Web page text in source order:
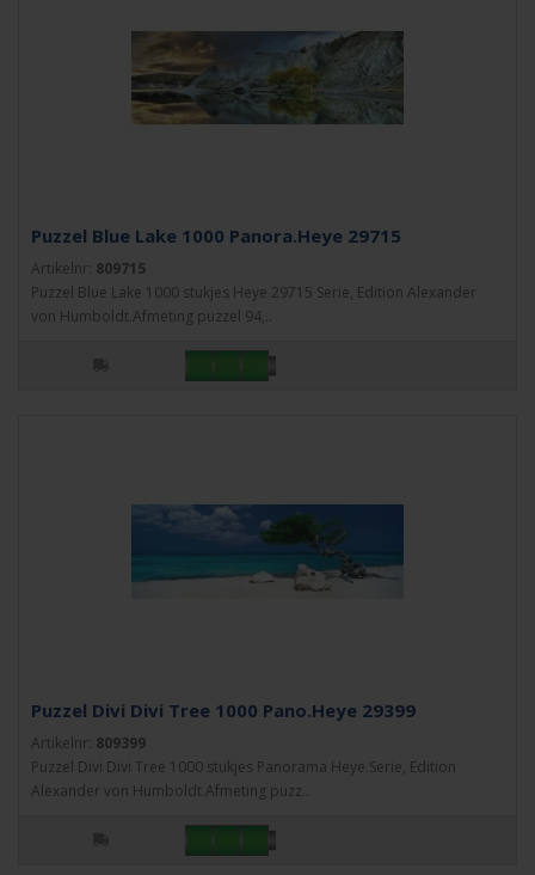
Puzzel Blue Lake 1000 Panora.Heye 29715
Artikelnr: 809715
Puzzel Blue Lake 1000 stukjes Heye 29715 Serie, Edition Alexander
von Humboldt.Afmeting puzzel 94,..
Puzzel Divi Divi Tree 1000 Pano.Heye 29399
Artikelnr: 809399
Puzzel Divi Divi Tree 1000 stukjes Panorama Heye.Serie, Edition
Alexander von Humboldt.Afmeting puzz..